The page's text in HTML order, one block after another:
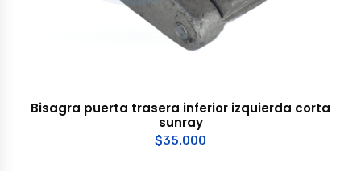
Bisagra puerta trasera inferior izquierda corta
sunray
$35.000